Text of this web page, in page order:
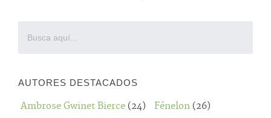
AUTORES DESTACADOS
Ambrose Gwinet Bierce (24) Fénelon (26)